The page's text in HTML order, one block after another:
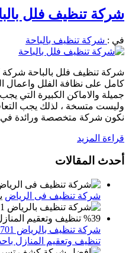
شركة تنظيف فلل
في : شركة تنظيف بالباحة
شركة تنظيف فلل بالباحة شركة
كامل على نظافة الفلل واعمال
جميلة والاماكن الكبيرة التي
وليست متسخة ، لذلك يجب
نكون شركة متخصصة ورائدة
قراءة المزيد
أحدث المقالات
شركة تنظيف فى الرياض
تنظيف وتعقيم المنازل